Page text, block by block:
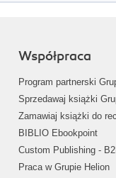
Współpraca
Program partnerski
Sprzedawaj książki
Zamawiaj książki do
BIBLIO Ebookpoint
Custom Publishing -
Praca w Grupie Helion